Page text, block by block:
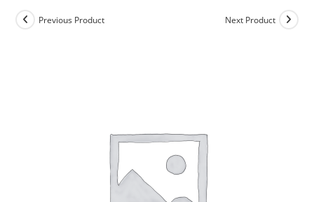
Previous Product Next Product